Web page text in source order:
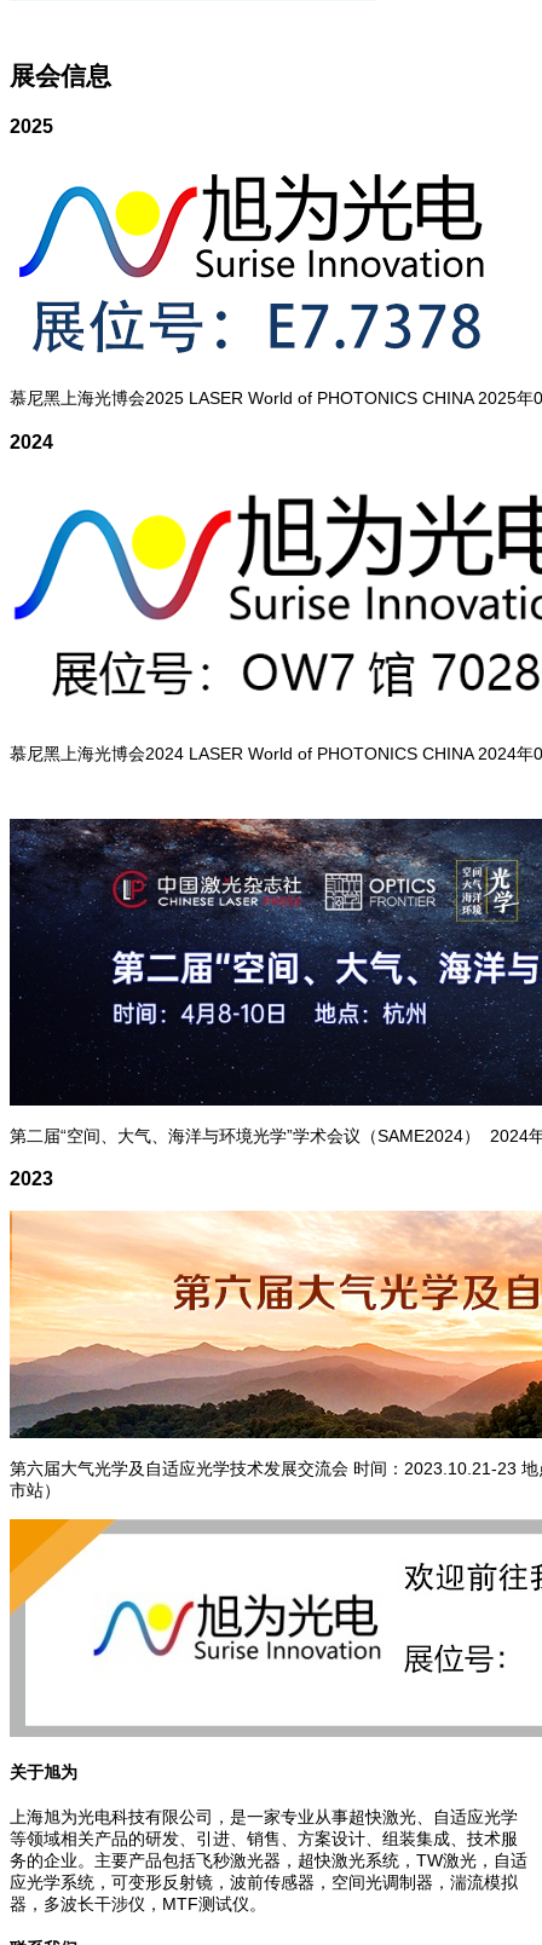
展会信息
2025
慕尼黑上海光博会2025 LASER World of PHOTONICS CHINA 2025年
2024
慕尼黑上海光博会2024 LASER World of PHOTONICS CHINA 2024年
第二届“空间、大气、海洋与环境光学”学术会议（SAME2024）
2023
第六届大气光学及自适应光学技术发展交流会 时间：2023.10.21-23
市站）
关于旭为
上海旭为光电科技有限公司，是一家专业从事超快激光、自适应光学
等领域相关产品的研发、引进、销售、方案设计、组装集成、技术服
务的企业。主要产品包括飞秒激光器，超快激光系统，TW激光，自适
应光学系统，可变形反射镜，波前传感器，空间光调制器，湍流模拟
器，多波长干涉仪，MTF测试仪。